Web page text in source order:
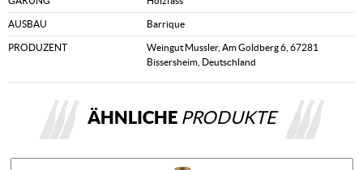
AUSBAU Barrique
PRODUZENT
Weingut Mussler, Am Goldberg 6, 67281
Bissersheim, Deutschland
ÄHNLICHE PRODUKTE